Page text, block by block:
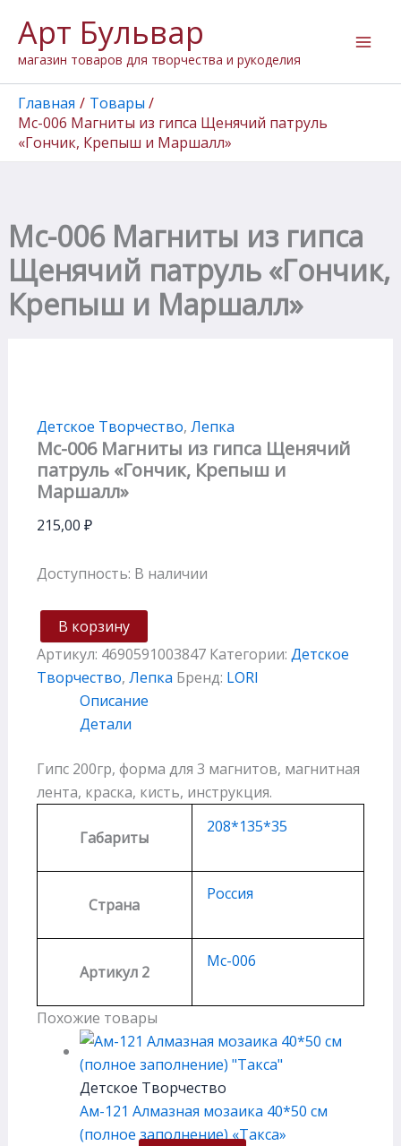
содержимому
Арт Бульвар
магазин товаров для творчества и рукоделия
Главная
Товары
Мс-006 Магниты из гипса Щенячий патруль
«Гончик, Крепыш и Маршалл»
Мс-006 Магниты из гипса
Щенячий патруль «Гончик,
Крепыш и Маршалл»
Детское Творчество, Лепка
Мс-006 Магниты из гипса Щенячий
патруль «Гончик, Крепыш и
Маршалл»
215,00 ₽
Доступность: В наличии
товара
Мс-006
Магниты
из
гипса
Щенячий
патруль
"Гончик,
В корзину
Артикул: 4690591003847 Категории: Детское
Творчество, Лепка Бренд: LORI
Описание
Детали
Гипс 200гр, форма для 3 магнитов, магнитная
лента, краска, кисть, инструкция.
Габариты
208*135*35
Страна
Россия
Артикул 2
Мс-006
Похожие товары
Детское Творчество
Ам-121 Алмазная мозаика 40*50 см
(полное заполнение) «Такса»